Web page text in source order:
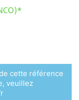
cette référence
veuillez